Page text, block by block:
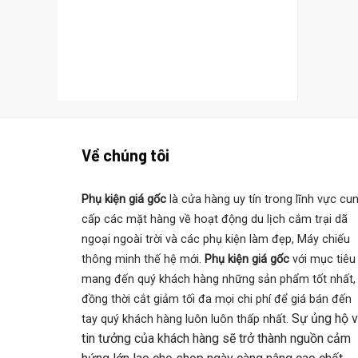
Về chúng tôi
Phụ kiện giá gốc là cửa hàng uy tín trong lĩnh vực
cấp các mặt hàng về hoạt động du lịch cắm trại dã
ngoại ngoài trời và các phụ kiện làm đẹp, Máy chiếu
thông minh thế hệ mới. Phụ kiện giá gốc với mục tiêu
mang đến quý khách hàng những sản phẩm tốt nhất,
đồng thời cắt giảm tối đa mọi chi phí để giá bán đến
tay quý khách hàng luôn luôn thấp nhất. Sự ủng hộ
tin tưởng của khách hàng sẽ trở thành nguồn cảm